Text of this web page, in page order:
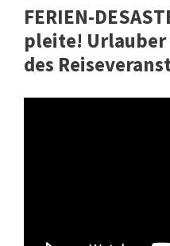
FERIEN-
pleite!
des